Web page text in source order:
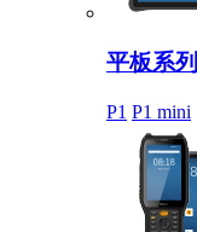
平板系列
P1 P1 mini